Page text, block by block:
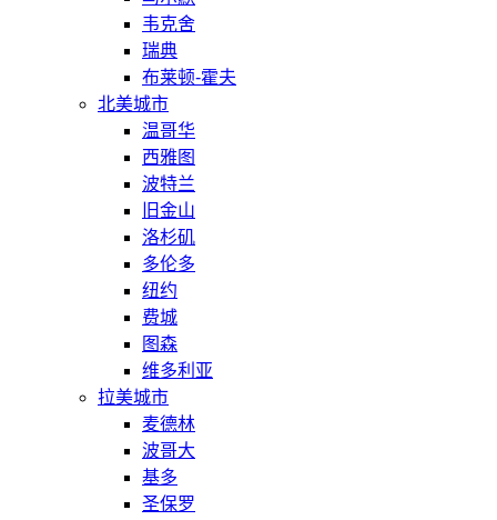
韦克舍
瑞典
布莱顿-霍夫
北美城市
温哥华
西雅图
波特兰
旧金山
洛杉矶
多伦多
纽约
费城
图森
维多利亚
拉美城市
麦德林
波哥大
基多
圣保罗